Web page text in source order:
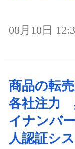
08月10日
商品の転
各社注力
イナンバ
人認証シ